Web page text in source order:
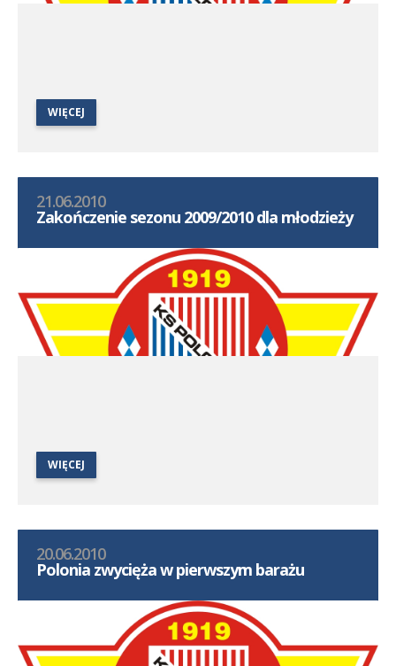
WIĘCEJ
21.06.2010
Zakończenie sezonu 2009/2010 dla młodzieży
WIĘCEJ
20.06.2010
Polonia zwycięża w pierwszym barażu